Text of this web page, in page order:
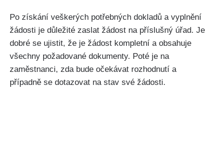
Po získání veškerých potřebných dokladů a vyplnění
žádosti je důležité zaslat žádost na příslušný úřad. Je
dobré se ujistit, že je žádost kompletní a obsahuje
všechny požadované dokumenty. Poté je na
zaměstnanci, zda bude očekávat rozhodnutí a
případně se dotazovat na stav své žádosti.